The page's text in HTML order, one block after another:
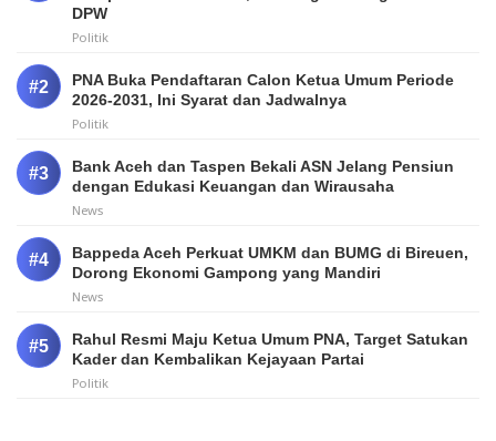
DPW
Politik
PNA Buka Pendaftaran Calon Ketua Umum Periode
2026-2031, Ini Syarat dan Jadwalnya
Politik
Bank Aceh dan Taspen Bekali ASN Jelang Pensiun
dengan Edukasi Keuangan dan Wirausaha
News
Bappeda Aceh Perkuat UMKM dan BUMG di Bireuen,
Dorong Ekonomi Gampong yang Mandiri
News
Rahul Resmi Maju Ketua Umum PNA, Target Satukan
Kader dan Kembalikan Kejayaan Partai
Politik